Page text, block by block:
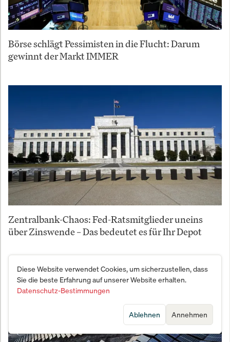
Börse schlägt Pessimisten in die Flucht: Darum
gewinnt der Markt IMMER
Zentralbank-Chaos: Fed-Ratsmitglieder uneins
über Zinswende – Das bedeutet es für Ihr Depot
Diese Website verwendet Cookies, um sicherzustellen, dass
Sie die beste Erfahrung auf unserer Website erhalten.
Datenschutz-Bestimmungen
Annehmen
Ablehnen